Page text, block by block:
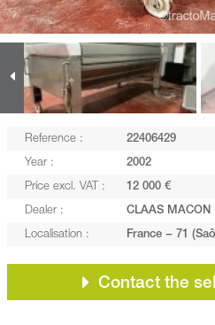
Reference : 22406429
Year : 2002
Price excl. VAT : 12 000 €
Dealer : CLAAS MACON
Localisation : France − 71
Contact the